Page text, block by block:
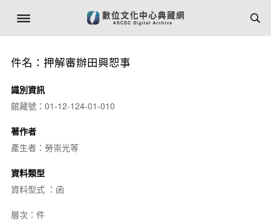
件名：押解審辦田興恕事
識別資訊
館藏號：01-12-124-01-010
著作者
產生者：勞崇光等
資料類型
資料型式 ：函
層次：件